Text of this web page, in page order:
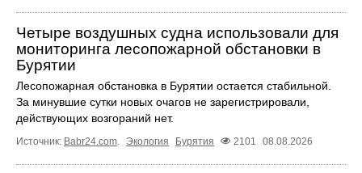
Четыре воздушных судна использовали для
мониторинга лесопожарной обстановки в
Бурятии
Лесопожарная обстановка в Бурятии остается стабильной.
За минувшие сутки новых очагов не зарегистрировали,
действующих возгораний нет.
Источник: Babr24.com Экология Бурятия 2101 08.08.2026